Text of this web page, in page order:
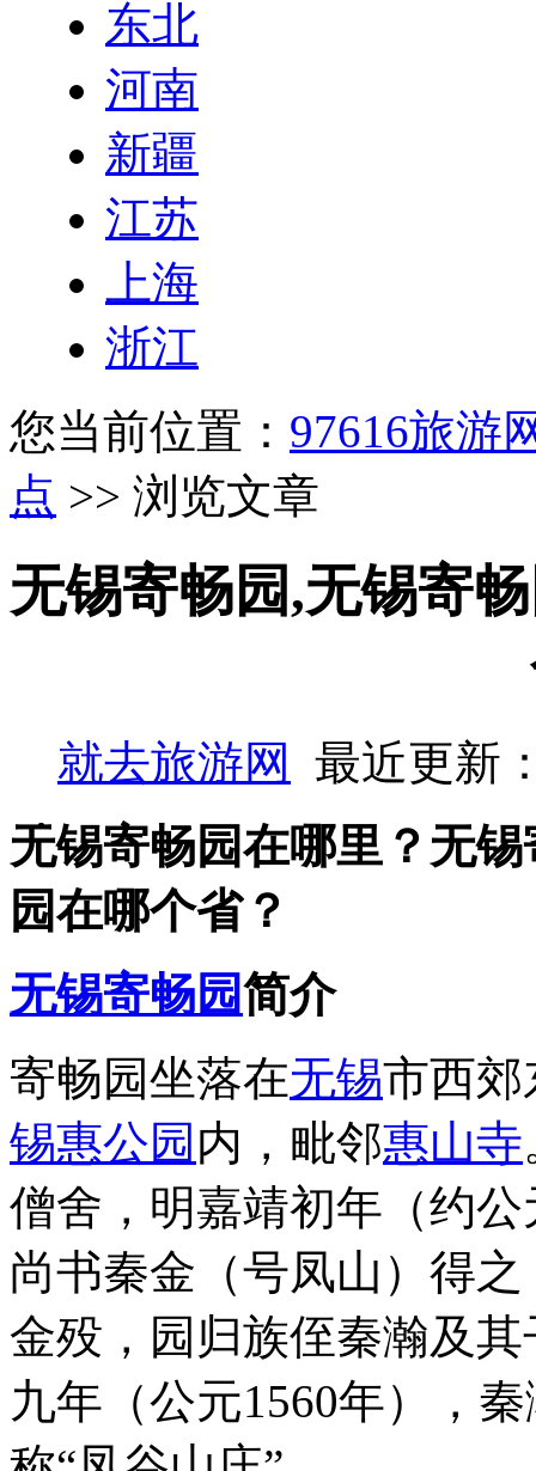
东北
河南
新疆
江苏
上海
浙江
您当前位置： 97616旅游
点 >> 浏览文章
无锡寄畅园,无锡寄
就去旅游网
最近更新
无锡寄畅园在哪里？无
园在哪个省？
无锡寄畅园简介
寄畅园坐落在无锡市西郊
锡惠公园 内，毗邻惠山寺
僧舍，明嘉靖初年（约
尚书秦金（号凤山）得
金殁，园归族侄秦瀚及其
九年（公元1560年），